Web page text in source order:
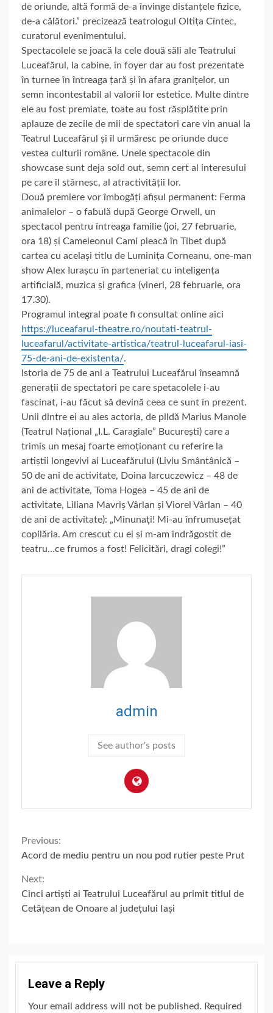
de oriunde, altă formă de-a învinge distanțele fizice,
de-a călători.” precizează teatrologul Oltița Cîntec,
curatorul evenimentului.
Spectacolele se joacă la cele două săli ale Teatrului
Luceafărul, la cabine, în foyer dar au fost prezentate
în turnee în întreaga țară și în afara granițelor, un
semn incontestabil al valorii lor estetice. Multe dintre
ele au fost premiate, toate au fost răsplătite prin
aplauze de zecile de mii de spectatori care vin anual la
Teatrul Luceafărul și îl urmăresc pe oriunde duce
vestea culturii române. Unele spectacole din
showcase sunt deja sold out, semn cert al interesului
pe care îl stârnesc, al atractivității lor.
Două premiere vor îmbogăți afișul permanent: Ferma
animalelor – o fabulă după George Orwell, un
spectacol pentru întreaga familie (joi, 27 februarie,
ora 18) și Cameleonul Cami pleacă în Tibet după
cartea cu același titlu de Luminița Corneanu, one-man
show Alex Iurașcu în parteneriat cu inteligența
artificială, muzica și grafica (vineri, 28 februarie, ora
17.30).
Programul integral poate fi consultat online aici
https://luceafarul-theatre.ro/noutati-teatrul-
luceafarul/activitate-artistica/teatrul-luceafarul-iasi-
75-de-ani-de-existenta/.
Istoria de 75 de ani a Teatrului Luceafărul înseamnă
generații de spectatori pe care spetacolele i-au
fascinat, i-au făcut să devină ceea ce sunt în prezent.
Unii dintre ei au ales actoria, de pildă Marius Manole
(Teatrul Național „I.L. Caragiale” București) care a
trimis un mesaj foarte emoționant cu referire la
artiștii longevivi ai Luceafărului (Liviu Smântânică –
50 de ani de activitate, Doina Iarcuczewicz – 48 de
ani de activitate, Toma Hogea – 45 de ani de
activitate, Liliana Mavriș Vârlan și Viorel Vârlan – 40
de ani de activitate): „Minunați! Mi-au înfrumusețat
copilăria. Am crescut cu ei și m-am îndrăgostit de
teatru…ce frumos a fost! Felicitări, dragi colegi!”
admin
See author's posts
Continue
Reading
Previous:
Acord de mediu pentru un nou pod rutier peste Prut
Next:
Cinci artiști ai Teatrului Luceafărul au primit titlul de
Cetățean de Onoare al județului Iași
Leave a Reply
Your email address will not be published. Required